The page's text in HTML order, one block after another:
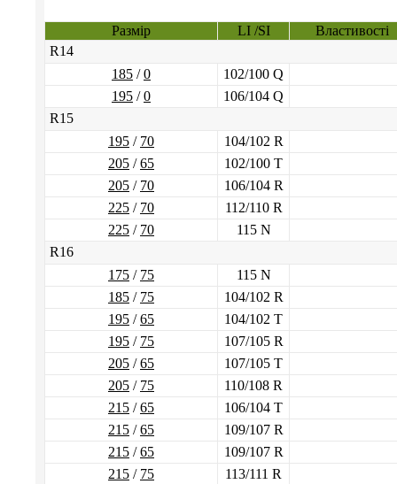
Размір LI /SI
Властивості
R14
185 /0
102/100 Q
195 /0
106/104 Q
R15
195 / 70
104/102 R
205 /65
102/100 T
205 / 70
106/104 R
225 / 70
112/110 R
225 / 70
115 N
R16
175 / 75
115 N
185 / 75
104/102 R
195 /65
104/102 T
195 / 75
107/105 R
205 /65
107/105 T
205 / 75
110/108 R
215 /65
106/104 T
215 /65
109/107 R
215 /65
109/107 R
215 / 75
113/111 R